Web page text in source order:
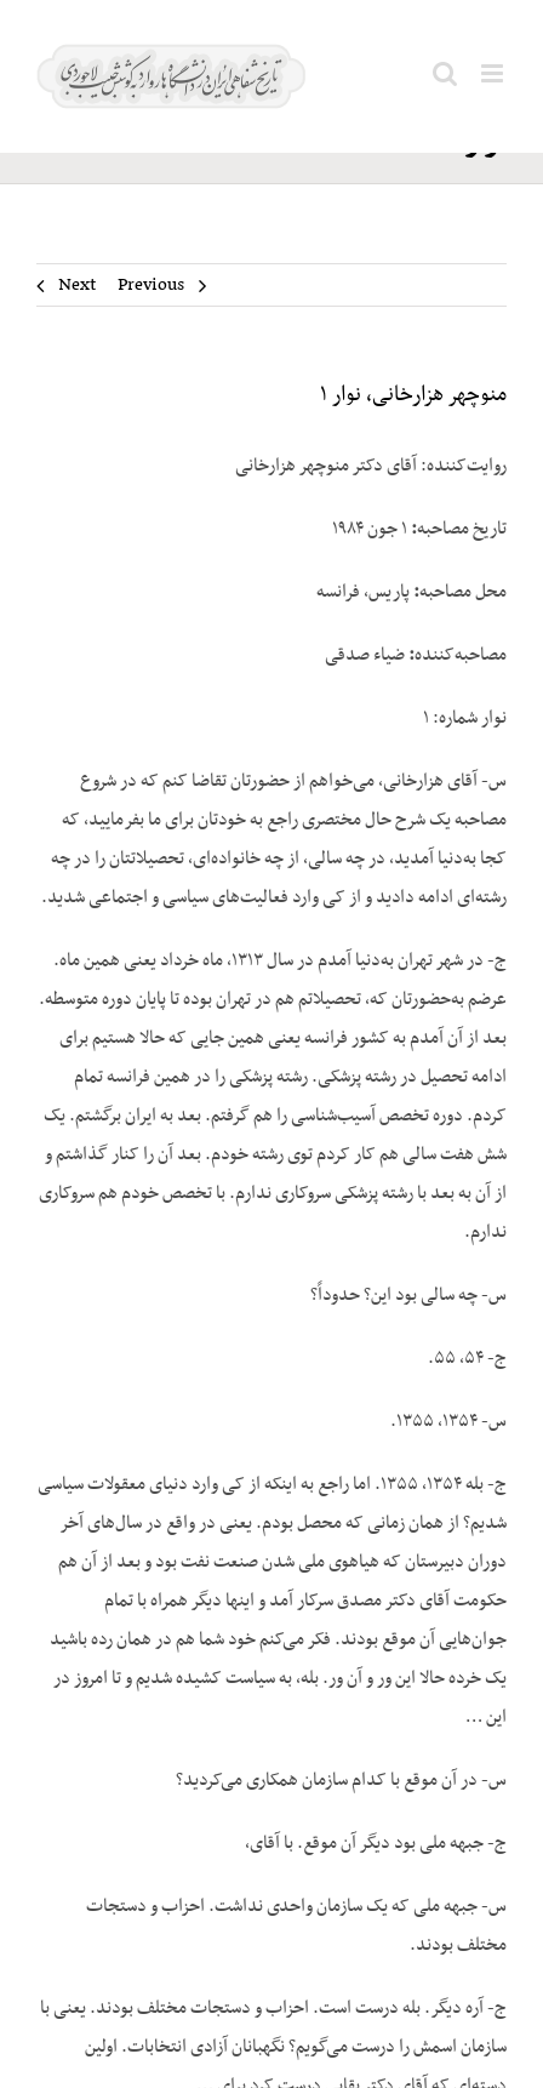
هزارخانی،
نوار ۱
Previous
Next
منوچهر هزارخانی، نوار ۱
روایت‌کننده: آقای دکتر منوچهر هزارخانی
تاریخ مصاحبه:
محل مصاحبه:پاریس، فرانسه
مصاحبه‌کننده:ضیاء صدقی
نوار شماره: ۱
س- آقای هزارخانی، می‌خواهم از حضورتان تقاضا کنم که در شروع
مصاحبه یک شرح حال مختصری راجع به خودتان برای ما بفرمایید، که
کجا به‌دنیا آمدید، در چه سالی، از چه خانواده‌ای، تحصیلاتتان را در چه
رشته‌ای ادامه دادید و از کی وارد فعالیت‌های سیاسی و اجتماعی شدید.
ج- در شهر تهران به‌دنیا آمدم در سال ۱۳۱۳، ماه خرداد یعنی همین ماه.
عرضم به‌حضورتان که، تحصیلاتم هم در تهران بوده تا پایان دوره متوسطه.
بعد از آن آمدم به کشور فرانسه یعنی همین جایی که حالا هستیم برای
ادامه تحصیل در رشته پزشکی. رشته پزشکی را در همین فرانسه تمام
کردم. دوره تخصص آسیب‌شناسی را هم گرفتم. بعد به ایران برگشتم. یک
شش هفت سالی هم کار کردم توی رشته خودم. بعد آن را کنار گذاشتم و
از آن به بعد با رشته پزشکی سروکاری ندارم. با تخصص خودم هم سروکاری
ندارم.
س- چه سالی بود این؟ حدوداً؟
ج- ۵۴، ۵۵.
س- ۱۳۵۴، ۱۳۵۵.
ج- بله ۱۳۵۴، ۱۳۵۵. اما راجع به اینکه از کی وارد دنیای معقولات سیاسی
شدیم؟ از همان زمانی که محصل بودم. یعنی در واقع در سال‌های آخر
دوران دبیرستان که هیاهوی ملی شدن صنعت نفت بود و بعد از آن هم
حکومت آقای دکتر مصدق سرکار آمد و اینها دیگر همراه با تمام
جوان‌هایی آن موقع بودند. فکر می‌کنم خود شما هم در همان رده باشید
یک خرده حالا این ور و آن ور. بله، به سیاست کشیده شدیم و تا امروز در
این …
س- در آن موقع با کدام سازمان همکاری می‌کردید؟
ج- جبهه ملی بود دیگر آن موقع. با آقای،
س- جبهه ملی که یک سازمان واحدی نداشت. احزاب و دستجات
مختلف بودند.
ج- آره دیگر. بله درست است. احزاب و دستجات مختلف بودند. یعنی با
سازمان اسمش را درست می‌گویم؟ نگهبانان آزادی انتخابات. اولین